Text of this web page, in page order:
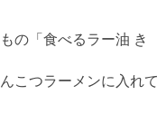
の「食べるラー油 き
こつラーメンに入れて